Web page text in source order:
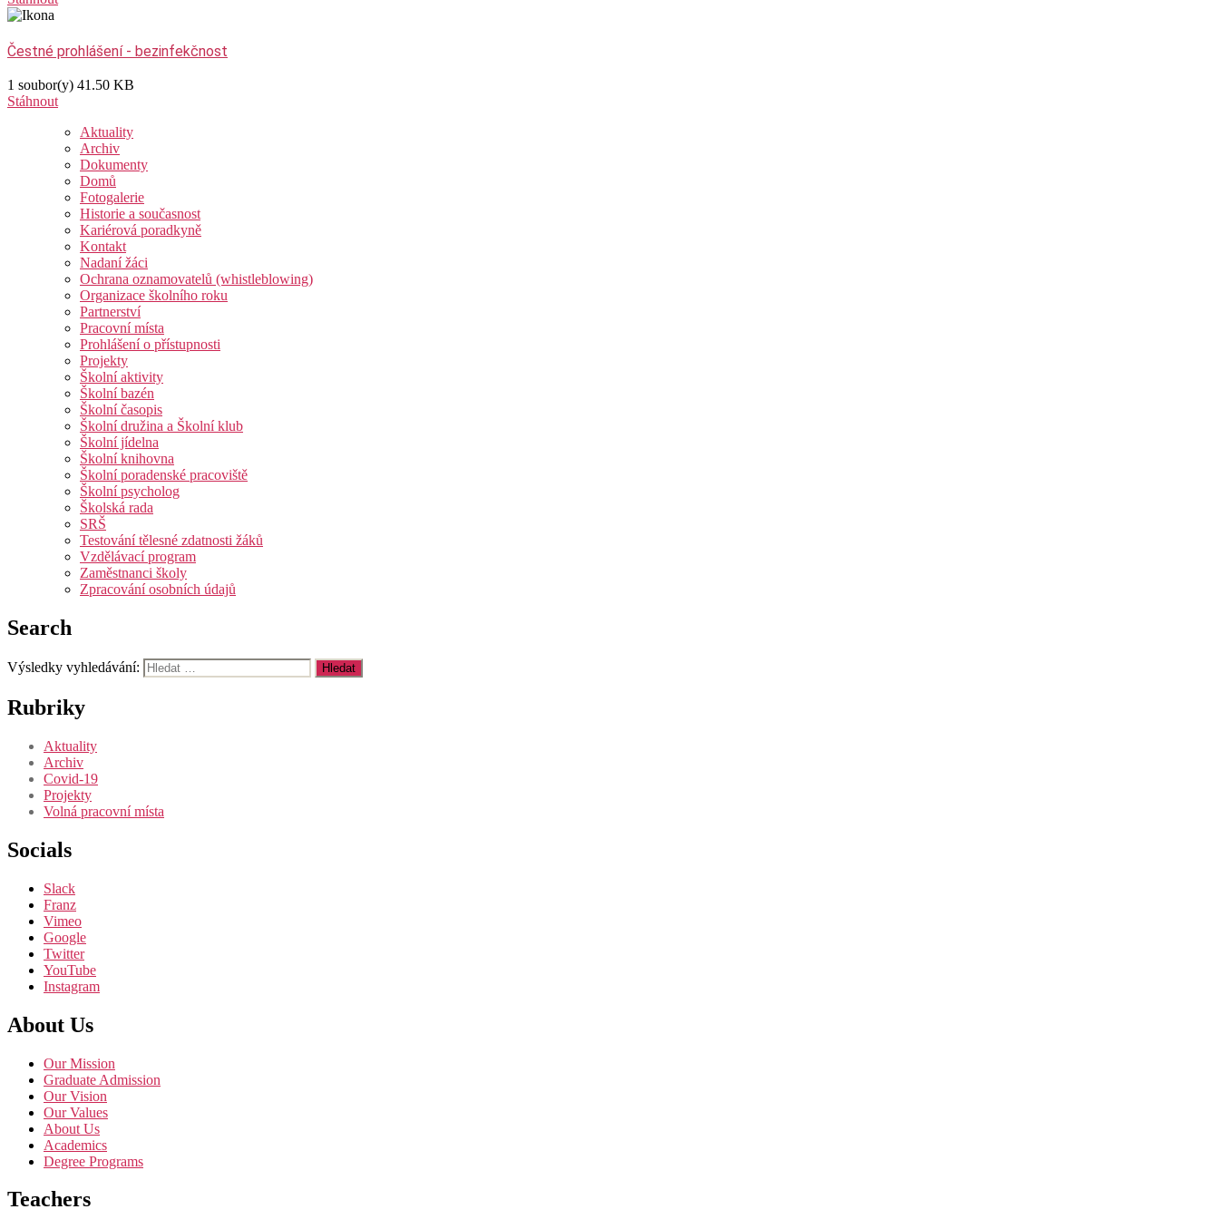
Čestné prohlášení - bezinfekčnost
1 soubor(y) 41.50 KB
Stáhnout
Aktuality
Archiv
Dokumenty
Domů
Fotogalerie
Historie a současnost
Kariérová poradkyně
Kontakt
Nadaní žáci
Ochrana oznamovatelů (whistleblowing)
Organizace školního roku
Partnerství
Pracovní místa
Prohlášení o přístupnosti
Projekty
Školní aktivity
Školní bazén
Školní časopis
Školní družina a Školní klub
Školní jídelna
Školní knihovna
Školní poradenské pracoviště
Školní psycholog
Školská rada
SRŠ
Testování tělesné zdatnosti žáků
Vzdělávací program
Zaměstnanci školy
Zpracování osobních údajů
Search
Výsledky vyhledávání:
Rubriky
Aktuality
Archiv
Covid-19
Projekty
Volná pracovní místa
Socials
Slack
Franz
Vimeo
Google
Twitter
YouTube
Instagram
About Us
Our Mission
Graduate Admission
Our Vision
Our Values
About Us
Academics
Degree Programs
Teachers